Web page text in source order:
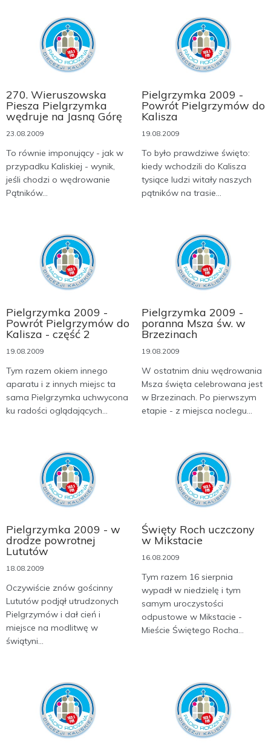
270. Wieruszowska
Piesza Pielgrzymka
wędruje na Jasną Górę
23.08.2009
To równie imponujący - jak w
przypadku Kaliskiej - wynik,
jeśli chodzi o wędrowanie
Pątników...
Pielgrzymka 2009 -
Powrót Pielgrzymów do
Kalisza
19.08.2009
To było prawdziwe święto:
kiedy wchodzili do Kalisza
tysiące ludzi witały naszych
pątników na trasie...
Pielgrzymka 2009 -
Powrót Pielgrzymów do
Kalisza - część 2
19.08.2009
Tym razem okiem innego
aparatu i z innych miejsc ta
sama Pielgrzymka uchwycona
ku radości oglądających...
Pielgrzymka 2009 -
poranna Msza św. w
Brzezinach
19.08.2009
W ostatnim dniu wędrowania
Msza święta celebrowana jest
w Brzezinach. Po pierwszym
etapie - z miejsca noclegu...
Pielgrzymka 2009 - w
drodze powrotnej
Lututów
18.08.2009
Oczywiście znów gościnny
Lututów podjął utrudzonych
Pielgrzymów i dał cień i
miejsce na modlitwę w
świątyni...
Święty Roch uczczony
w Mikstacie
16.08.2009
Tym razem 16 sierpnia
wypadł w niedzielę i tym
samym uroczystości
odpustowe w Mikstacie -
Mieście Świętego Rocha...